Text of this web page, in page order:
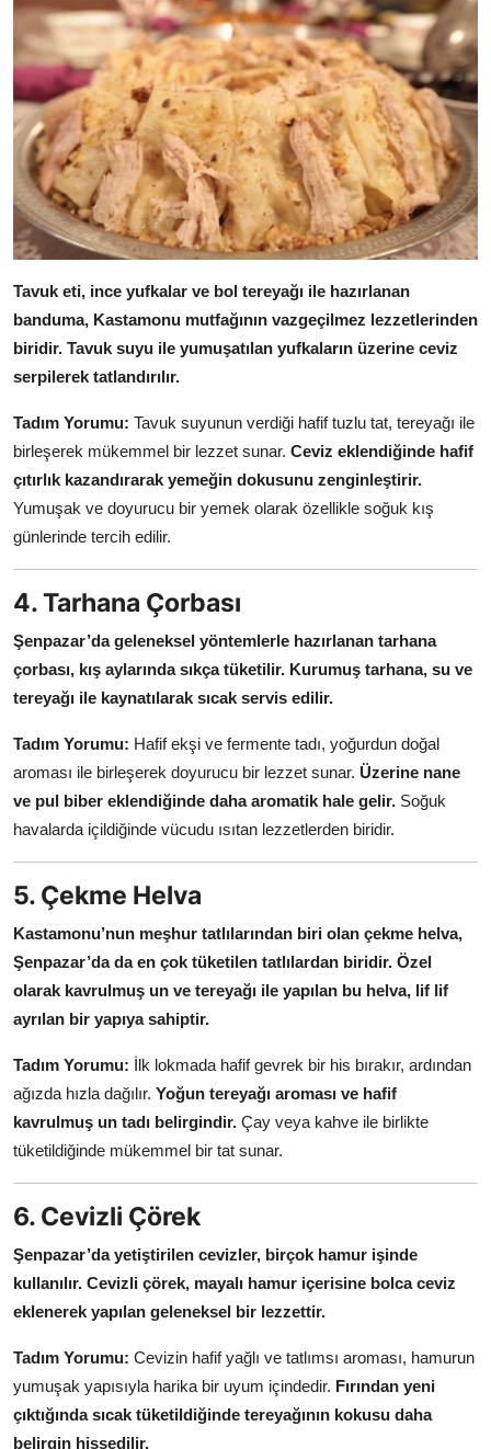
Tavuk eti, ince yufkalar ve bol tereyağı ile hazırlanan
banduma, Kastamonu mutfağının vazgeçilmez lezzetlerinden
biridir. Tavuk suyu ile yumuşatılan yufkaların üzerine ceviz
serpilerek tatlandırılır.
Tadım Yorumu: Tavuk suyunun verdiği hafif tuzlu tat, tereyağı ile
birleşerek mükemmel bir lezzet sunar. Ceviz eklendiğinde hafif
çıtırlık kazandırarak yemeğin dokusunu zenginleştirir.
Yumuşak ve doyurucu bir yemek olarak özellikle soğuk kış
günlerinde tercih edilir.
4. Tarhana Çorbası
Şenpazar’da geleneksel yöntemlerle hazırlanan tarhana
çorbası, kış aylarında sıkça tüketilir. Kurumuş tarhana, su ve
tereyağı ile kaynatılarak sıcak servis edilir.
Tadım Yorumu: Hafif ekşi ve fermente tadı, yoğurdun doğal
aroması ile birleşerek doyurucu bir lezzet sunar. Üzerine nane
ve pul biber eklendiğinde daha aromatik hale gelir. Soğuk
havalarda içildiğinde vücudu ısıtan lezzetlerden biridir.
5. Çekme Helva
Kastamonu’nun meşhur tatlılarından biri olan çekme helva,
Şenpazar’da da en çok tüketilen tatlılardan biridir. Özel
olarak kavrulmuş un ve tereyağı ile yapılan bu helva, lif lif
ayrılan bir yapıya sahiptir.
Tadım Yorumu: İlk lokmada hafif gevrek bir his bırakır, ardından
ağızda hızla dağılır. Yoğun tereyağı aroması ve hafif
kavrulmuş un tadı belirgindir. Çay veya kahve ile birlikte
tüketildiğinde mükemmel bir tat sunar.
6. Cevizli Çörek
Şenpazar’da yetiştirilen cevizler, birçok hamur işinde
kullanılır. Cevizli çörek, mayalı hamur içerisine bolca ceviz
eklenerek yapılan geleneksel bir lezzettir.
Tadım Yorumu: Cevizin hafif yağlı ve tatlımsı aroması, hamurun
yumuşak yapısıyla harika bir uyum içindedir. Fırından yeni
çıktığında sıcak tüketildiğinde tereyağının kokusu daha
belirgin hissedilir.